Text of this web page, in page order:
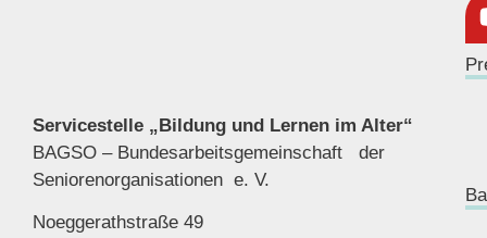
Servicestelle „Bildung und Lernen im Alter“
BAGSO – Bundesarbeitsgemeinschaft der
Seniorenorganisationen e. V.
Noeggerathstraße 49